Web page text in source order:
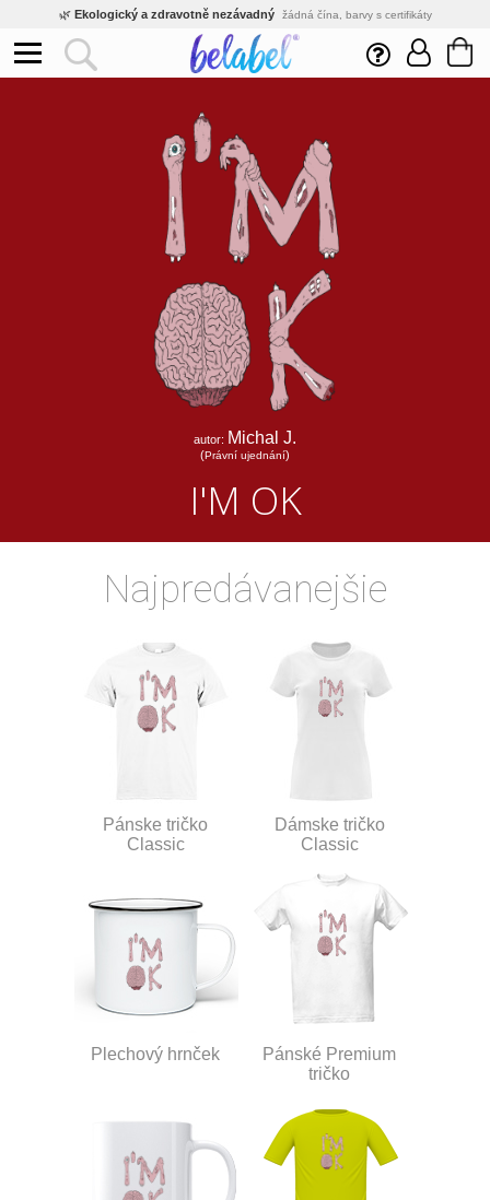
🌿 Ekologický a zdravotně nezávadný žádná čína, barvy s certifikáty
Inovativní výroba vlastní vývoj, nejnovější technologie
Rychlé dodání expedujeme do 24h
Kvalita pod kontrolou jsme přímý výrobce, žádný zprostředkovatel
Eshop s tradicí od roku 2010 tisíce spokojených zákazníků
autor: Michal J.
(Právní ujednání)
I'M OK
Najpredávanejšie
Pánske tričko
Classic
Dámske tričko
Classic
Plechový hrnček
Pánské Premium
tričko